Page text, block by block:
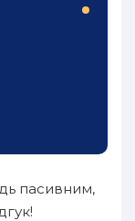
пасивним,